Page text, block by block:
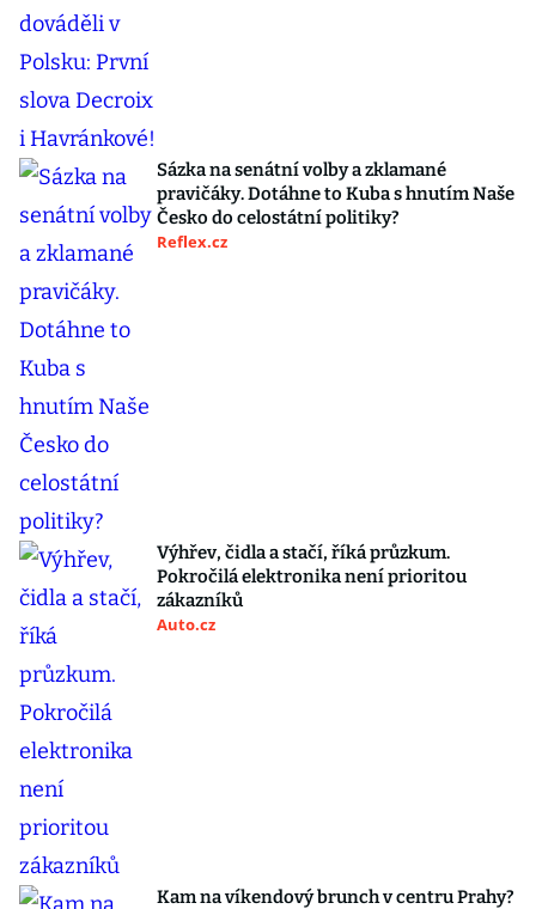
Sázka na senátní volby a zklamané
pravičáky. Dotáhne to Kuba s hnutím Naše
Česko do celostátní politiky?
Reflex.cz
Výhřev, čidla a stačí, říká průzkum.
Pokročilá elektronika není prioritou
zákazníků
Auto.cz
Kam na víkendový brunch v centru Prahy?